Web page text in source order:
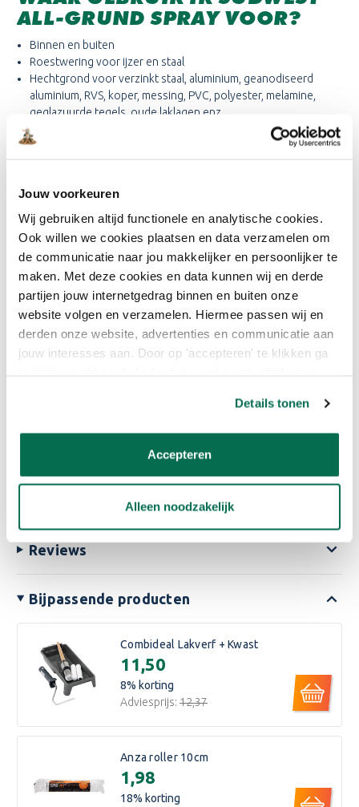
Jouw voorkeuren
Wij gebruiken altijd functionele en analytische cookies.
Ook willen we cookies plaatsen en data verzamelen om
de communicatie naar jou makkelijker en persoonlijker te
maken. Met deze cookies en data kunnen wij en derde
partijen jouw internetgedrag binnen en buiten onze
website volgen en verzamelen. Hiermee passen wij en
derden onze website, advertenties en communicatie aan
jouw interesses aan. Door op 'accepteren' te klikken ga
Details tonen
Accepteren
Alleen noodzakelijk
ALL-GRUND SPRAY VOOR?
Binnen en buiten
Roestwering voor ijzer en staal
Hechtgrond voor verzinkt staal, aluminium, geanodiseerd
aluminium, RVS, koper, messing, PVC, polyester, melamine,
geglazuurde tegels, oude laklagen enz.
Enkele kunststoffen zijn niet overschilderbaar, zoals PP en PE.
Bij twijfel wordt een proef aanbevolen.
HOE BRENG IK SÜDWEST ALL-
GRUND AAN?
Voor gebruik minstens 3 minuten goed schudden nadat de kogel
hoorbaar is geworden. Spuittip door draaien aan het rode
hefboompje instellen naar een rond- of vlakstraal. Südwest All-
Grund Spray gelijkmatig in 1 of 2 kruislagen aanbrengen. Na
gebruik de spray onderste bovenhouden en de spuittip
schoonspuiten.
Reviews
Bijpassende producten
Combideal Lakverf + Kwast
€11,50
8% korting
Adviesprijs: €12,37
Anza roller 10cm
€1,98
18% korting